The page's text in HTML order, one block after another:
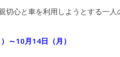
切心と車を利用しようとする一人
～10月14日（月）